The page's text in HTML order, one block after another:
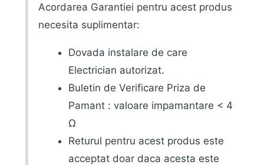
Acordarea Garantiei pentru acest produs
necesita suplimentar:
Dovada instalare de care
Electrician autorizat.
Buletin de Verificare Priza de
Pamant : valoare impamantare < 4
Ω
Returul pentru acest produs este
acceptat doar daca acesta este